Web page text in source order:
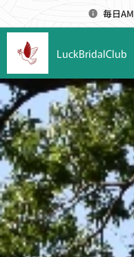
毎日
LuckBridalClub